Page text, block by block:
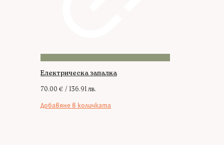
Електрическа запалка
70.00 € / 136.91 лв.
Добавяне в количката